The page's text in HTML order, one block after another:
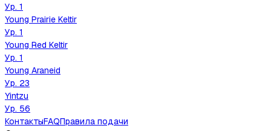
Ур. 1
Young Prairie Keltir
Ур. 1
Young Red Keltir
Ур. 1
Young Araneid
Ур. 23
Yintzu
Ур. 56
КонтактыFAQПравила подачи